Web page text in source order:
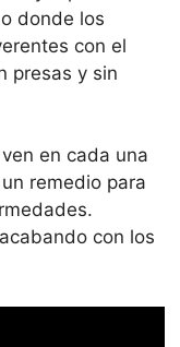
donde los
con el
presas y sin
en cada una
remedio para
con los